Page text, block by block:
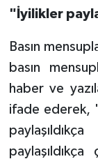
"İyilikler
Basın
basın
haber ve
ifade ederek,
Erzincan
Erzurum
Eskişehir